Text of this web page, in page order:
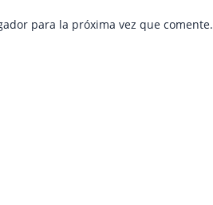
para la próxima vez que comente.